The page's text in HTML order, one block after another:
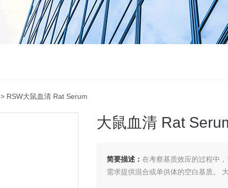
> RSW大鼠血清 Rat Serum
大鼠血清 Rat
简要描述： 在考察基质效应的过程中
需求提供混合或单供体的空白基质。